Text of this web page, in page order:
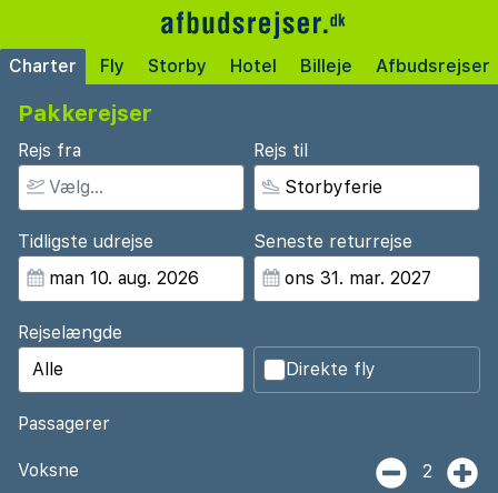
Charter Fly Storby Hotel Billeje Afbudsrejser
Pakkerejser
Rejs fra Rejs til
Tidligste udrejse Seneste returrejse
Rejselængde
Direkte fly
Passagerer
Voksne 2